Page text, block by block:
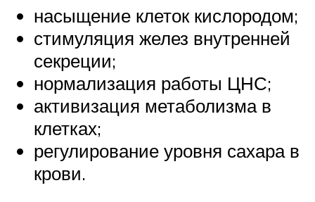
насыщение клеток кислородом;
стимуляция желез внутренней
секреции;
нормализация работы ЦНС;
активизация метаболизма в
клетках;
регулирование уровня сахара в
крови.